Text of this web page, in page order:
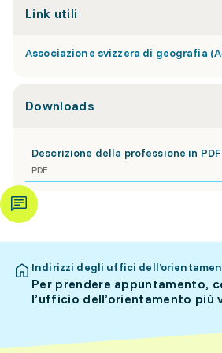
Link utili
Associazione svizzera di geografia
Downloads
Descrizione della professione in PDF
PDF
Indirizzi degli uffici
Per prendere appuntamento,
l’ufficio dell’orientamento più